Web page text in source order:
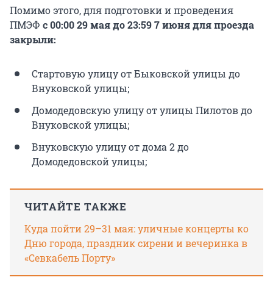
Помимо этого, для подготовки и проведения
ПМЭФ с 00:00 29 мая до 23:59 7 июня для проезда
закрыли:
Стартовую улицу от Быковской улицы до
Внуковской улицы;
Домодедовскую улицу от улицы Пилотов до
Внуковской улицы;
Внуковскую улицу от дома 2 до
Домодедовской улицы;
ЧИТАЙТЕ ТАКЖЕ
Куда пойти 29–31 мая: уличные концерты ко
Дню города, праздник сирени и вечеринка в
«Севкабель Порту»